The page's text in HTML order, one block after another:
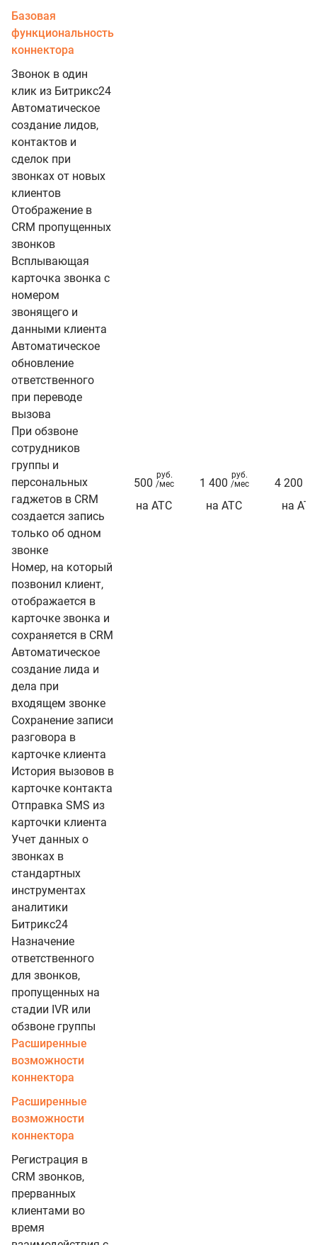
Базовая
функциональность
коннектора
Звонок в один
клик из Битрикс24
Автоматическое
создание лидов,
контактов и
сделок при
звонках от новых
клиентов
Отображение в
CRM пропущенных
звонков
Всплывающая
карточка звонка с
номером
звонящего и
данными клиента
Автоматическое
обновление
ответственного
при переводе
вызова
При обзвоне
сотрудников
группы и
персональных
гаджетов в CRM
создается запись
только об одном
звонке
Номер, на который
позвонил клиент,
отображается в
карточке звонка и
сохраняется в CRM
Автоматическое
создание лида и
дела при
входящем звонке
Сохранение записи
разговора в
карточке клиента
История вызовов в
карточке контакта
Отправка SMS из
карточки клиента
Учет данных о
звонках в
стандартных
инструментах
аналитики
Битрикс24
Назначение
ответственного
для звонков,
пропущенных на
стадии IVR или
обзвоне группы
500
руб.
/мес
на АТС
1 400
руб.
/мес
на АТС
4 200
на АТС
Расширенные
возможности
коннектора
Расширенные
возможности
коннектора
Регистрация в
CRM звонков,
прерванных
клиентами во
время